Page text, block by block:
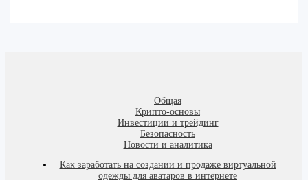
Общая
Крипто-основы
Инвестиции и трейдинг
Безопасность
Новости и аналитика
Как заработать на создании и продаже виртуальной
одежды для аватаров в интернете